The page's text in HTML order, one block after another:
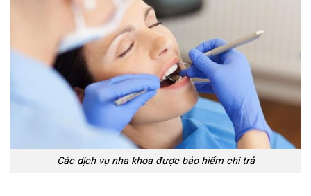
Các dịch vụ nha khoa được bảo hiểm chi trả